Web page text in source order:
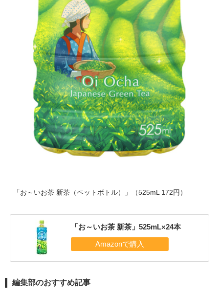
「お～いお茶 新茶（ペットボトル）」（525mL 172円）
「お～いお茶 新茶」525mL×24本
編集部のおすすめ記事